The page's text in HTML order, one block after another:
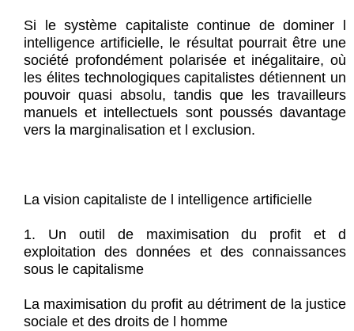
Si le système capitaliste continue de dominer l
intelligence artificielle, le résultat pourrait être une
société profondément polarisée et inégalitaire, où
les élites technologiques capitalistes détiennent un
pouvoir quasi absolu, tandis que les travailleurs
manuels et intellectuels sont poussés davantage
vers la marginalisation et l exclusion.
La vision capitaliste de l intelligence artificielle
1. Un outil de maximisation du profit et d
exploitation des données et des connaissances
sous le capitalisme
La maximisation du profit au détriment de la justice
sociale et des droits de l homme